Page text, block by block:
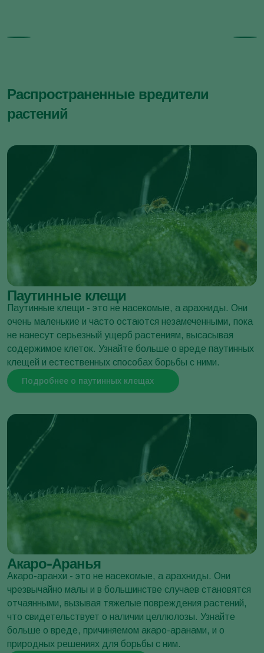
Плодожорка яблонная
Cydia pomonella
Листовертка восточная персиковая
Grapholita molesta
Phyllopertha horticola
Скосарь бороздчатый
Otiorhynchus sulcatus
Хрущ майский западный
Melolontha melolontha
Муха-береговушка
Тля смородинная бледная
Тля земляничная
Chaetosiphon fragaefolii
Тля пятнистая оранжерейная
Neomyzus circumflexus
Распространенные вредители
растений
Паутинные клещи
Паутинные клещи - это не насекомые, а арахниды. Они
очень маленькие и часто остаются незамеченными, пока
не нанесут серьезный ущерб растениям, высасывая
содержимое клеток. Узнайте больше о вреде паутинных
клещей и естественных способах борьбы с ними.
Подробнее о паутинных клещах
Акаро-Аранья
Акаро-аранхи - это не насекомые, а арахниды. Они
чрезвычайно малы и в большинстве случаев становятся
отчаянными, вызывая тяжелые повреждения растений,
что свидетельствует о наличии целлюлозы. Узнайте
больше о вреде, причиняемом акаро-аранами, и о
природных решениях для борьбы с ним.